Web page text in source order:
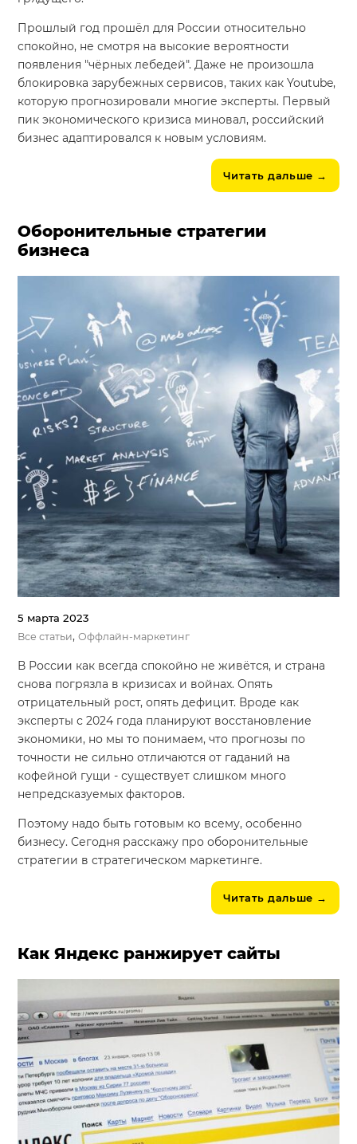
Прошлый год прошёл для России относительно
спокойно, не смотря на высокие вероятности
появления "чёрных лебедей". Даже не произошла
блокировка зарубежных сервисов, таких как Youtube,
которую прогнозировали многие эксперты. Первый
пик экономического кризиса миновал, российский
бизнес адаптировался к новым условиям.
Читать дальше →
Оборонительные стратегии
бизнеса
5 марта 2023
Все статьи,Оффлайн-маркетинг
В России как всегда спокойно не живётся, и страна
снова погрязла в кризисах и войнах. Опять
отрицательный рост, опять дефицит. Вроде как
эксперты с 2024 года планируют восстановление
экономики, но мы то понимаем, что прогнозы по
точности не сильно отличаются от гаданий на
кофейной гущи - существует слишком много
непредсказуемых факторов.
Поэтому надо быть готовым ко всему, особенно
бизнесу. Сегодня расскажу про оборонительные
стратегии в стратегическом маркетинге.
Читать дальше →
Как Яндекс ранжирует сайты